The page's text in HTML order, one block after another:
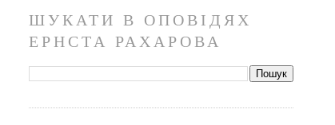
ШУКАТИ В ОПОВІДЯХ
ЕРНСТА РАХАРОВА